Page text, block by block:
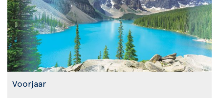
Voorjaar